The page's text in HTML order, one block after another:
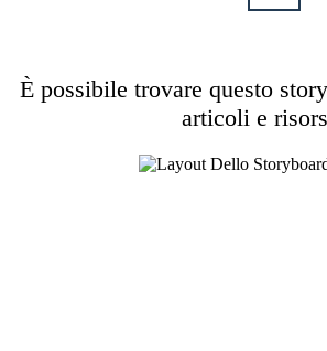
È possibile trovare questo
articoli e